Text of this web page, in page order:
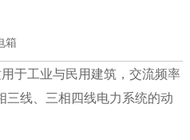
箱
于工业与民用建筑，交流频率
三线、三相四线电力系统的动